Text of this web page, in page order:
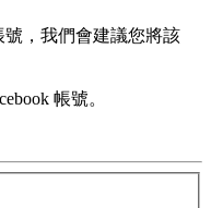
號，我們會建議您將該
帳號。